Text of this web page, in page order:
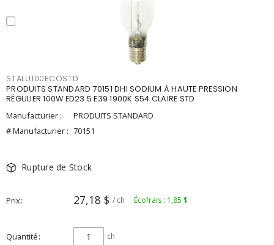
STALU100ECOSTD
PRODUITS STANDARD 70151 DHI SODIUM À HAUTE PRESSION
RÉGULIER 100W ED23.5 E39 1900K S54 CLAIRE STD
Manufacturier :
PRODUITS STANDARD
# Manufacturier : 70151
Rupture de Stock
Prix 27,18 $ / ch Écofrais : 1,85 $
Quantité ch